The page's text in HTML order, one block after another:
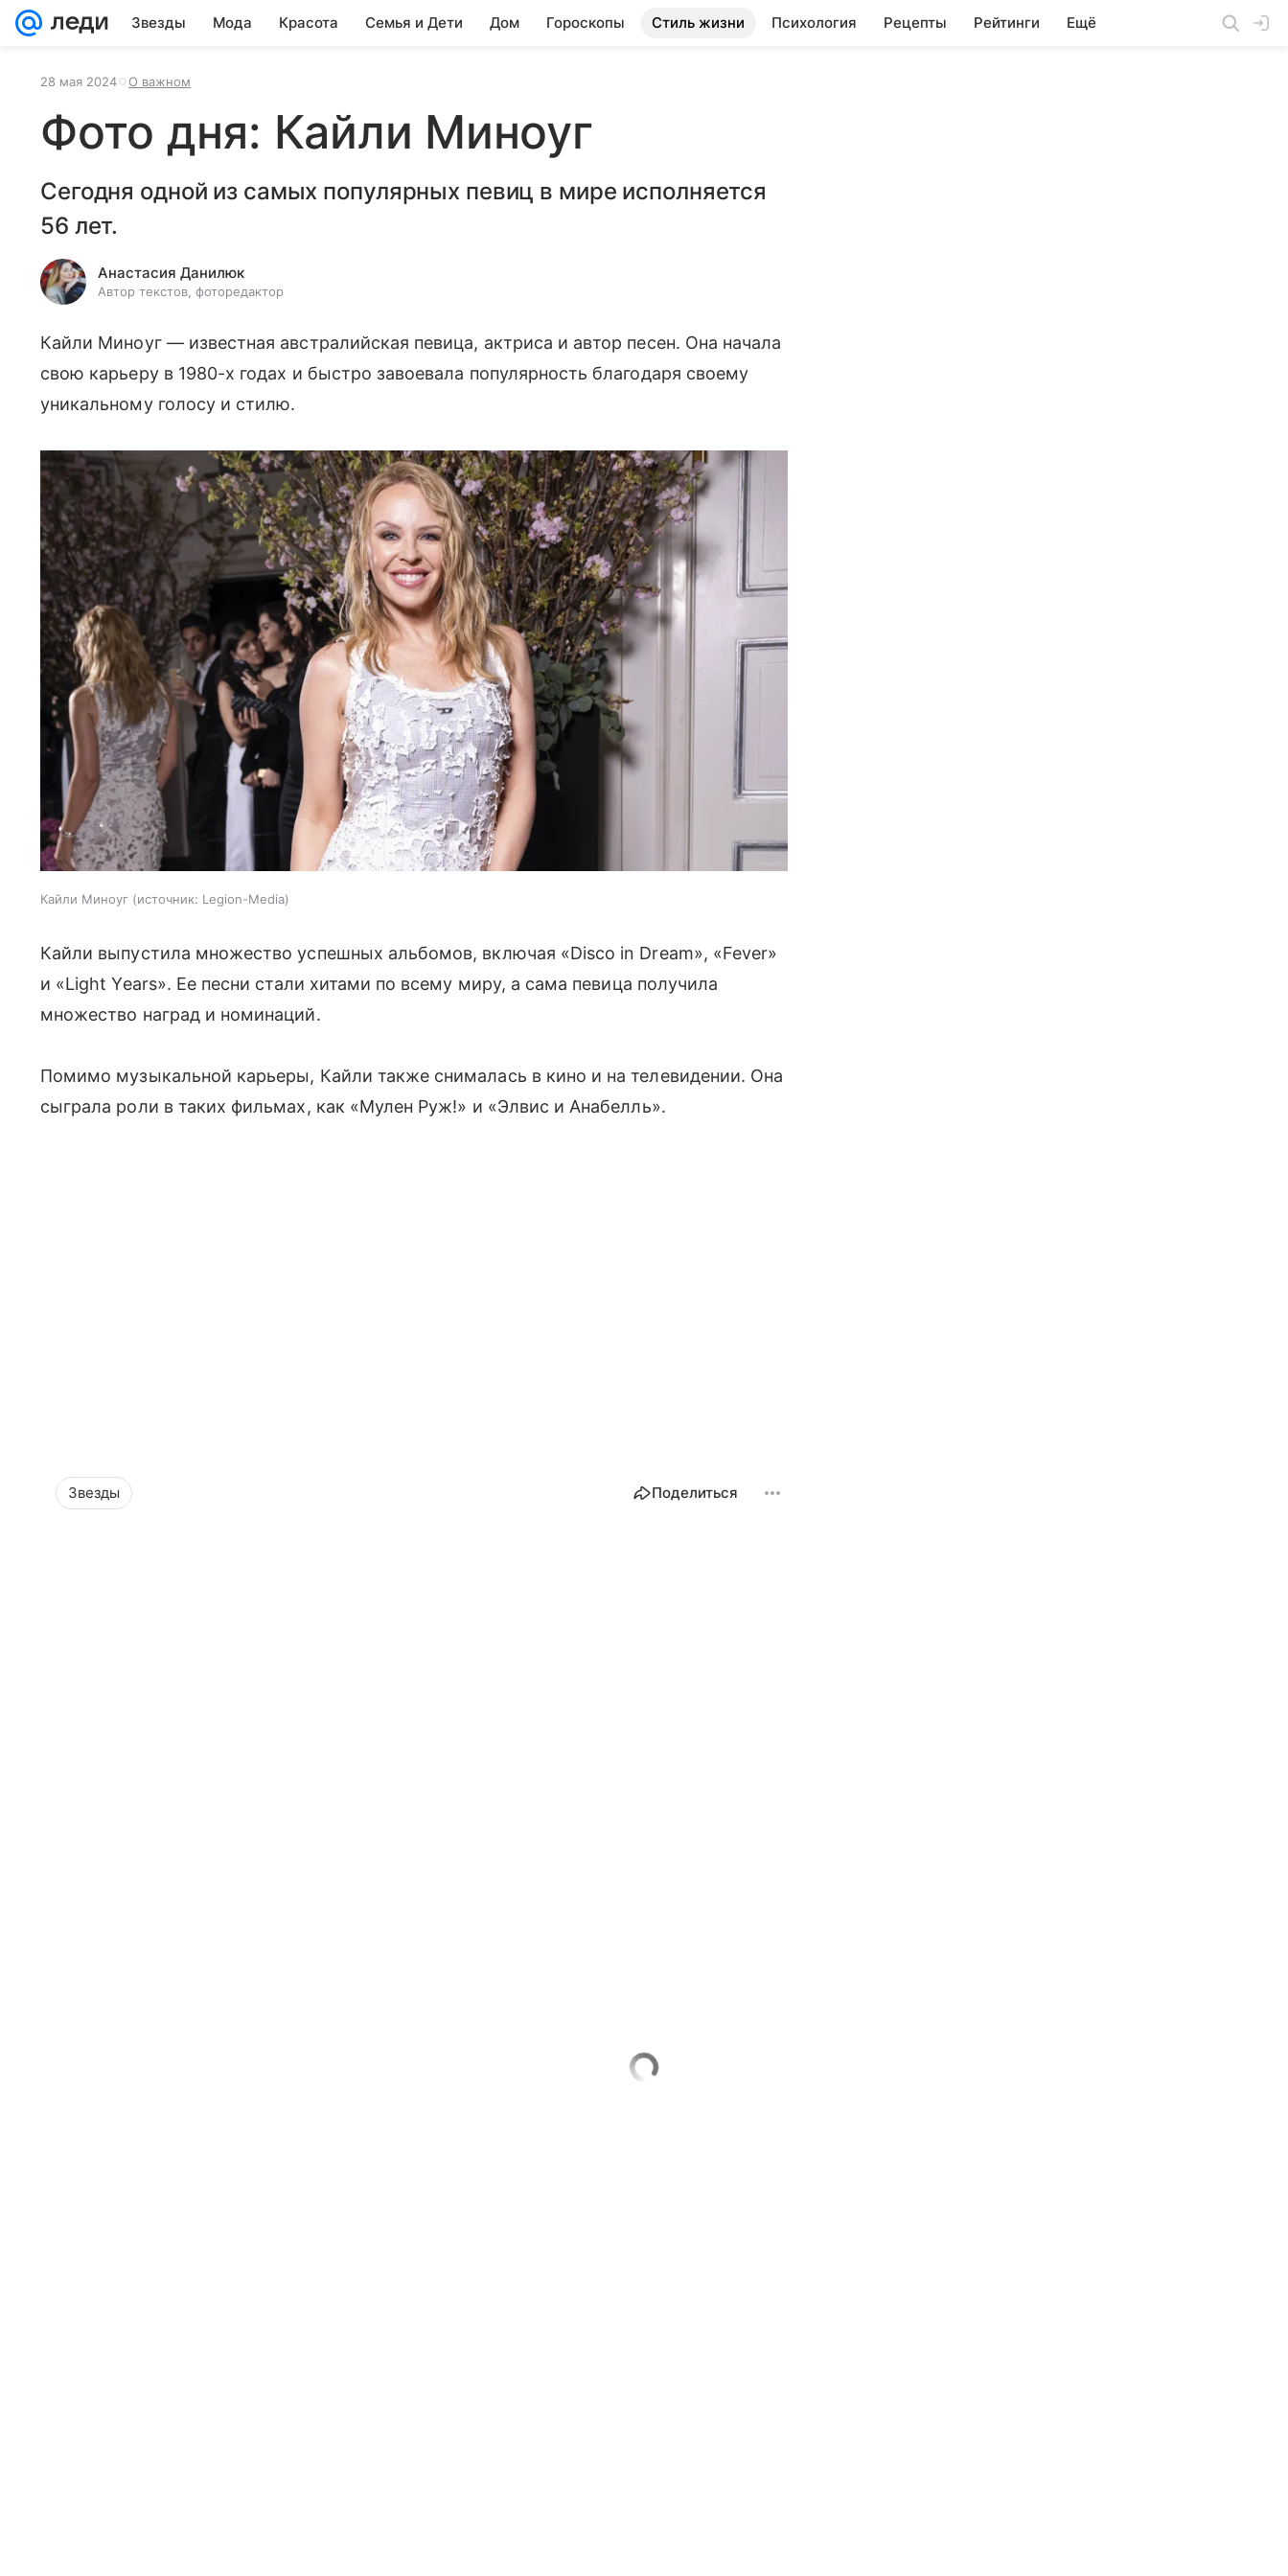
Звезды Мода Красота Семья и Дети Дом Гороскопы Стиль жизни Психология Рецепты Рейтинги Ещё
28 мая 2024 О важном
Фото дня: Кайли Миноуг
Сегодня одной из самых популярных певиц в мире исполняется
56 лет.
Анастасия Данилюк
Автор текстов, фоторедактор
Кайли Миноуг — известная австралийская певица, актриса и автор песен. Она начала
свою карьеру в 1980-х годах и быстро завоевала популярность благодаря своему
уникальному голосу и стилю.
Кайли Миноуг источник: Legion-Media
Кайли выпустила множество успешных альбомов, включая «Disco in Dream», «Fever»
и «Light Years». Ее песни стали хитами по всему миру, а сама певица получила
множество наград и номинаций.
Помимо музыкальной карьеры, Кайли также снималась в кино и на телевидении. Она
сыграла роли в таких фильмах, как «Мулен Руж!» и «Элвис и Анабелль».
Звезды Поделиться